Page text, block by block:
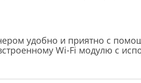
удобно и приятно с
Wi-Fi модулю с